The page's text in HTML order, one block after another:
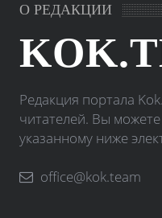
О РЕДАКЦИИ
Редакция портала
читателей. Вы
указанному ниже
office@kok.team